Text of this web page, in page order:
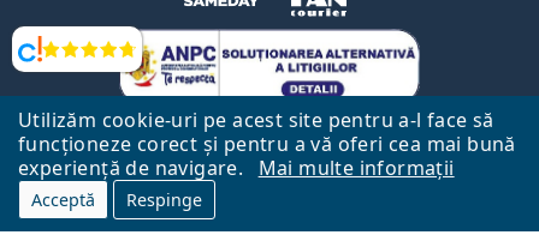
Utilizăm cookie-uri pe acest site pentru a-l face să
funcționeze corect și pentru a vă oferi cea mai bună
experiență de navigare.
Mai multe informații
Acceptă Respinge
Opinii
Către Pagina Principală Mai sus